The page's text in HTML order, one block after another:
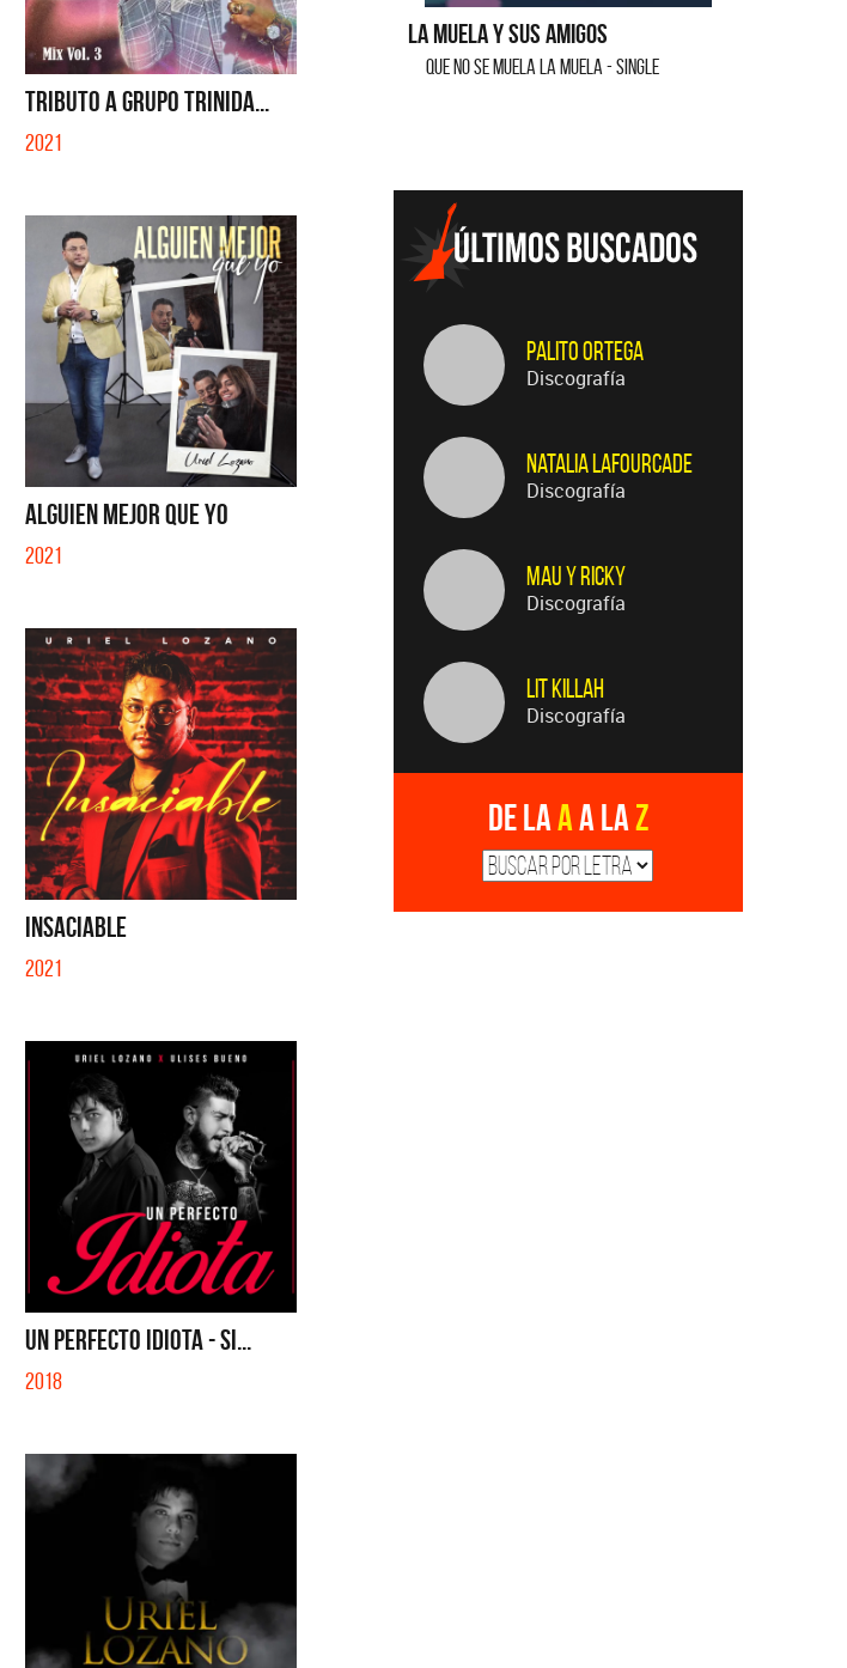
TRIBUTO A GRUPO TRINIDA...
2021
ALGUIEN MEJOR QUE YO
2021
INSACIABLE
2021
UN PERFECTO IDIOTA - SI...
2018
Amigos
LA MUELA - SINGLE
La Muela y Sus Amigos
QUE NO SE MUELA LA MUELA - SINGLE
Ángela Leiva
HOMENAJE A GILDA (EN VIVO) -
Palito Ortega
Discografía
Natalia LaFourcade
Discografía
Mau y Ricky
Discografía
Lit Killah
Discografía
De laAa laZ